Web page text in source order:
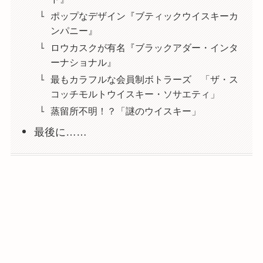
ポップなデザイン『ブティックウイスキーカ
ンパニー』
ロウカスクが有名『ブラックアダー・インタ
ーナショナル』
最もカラフルな会員制ボトラーズ 「ザ・ス
コッチモルトウイスキー・ソサエティ」
蒸留所不明！？「謎のウイスキー」
最後に……